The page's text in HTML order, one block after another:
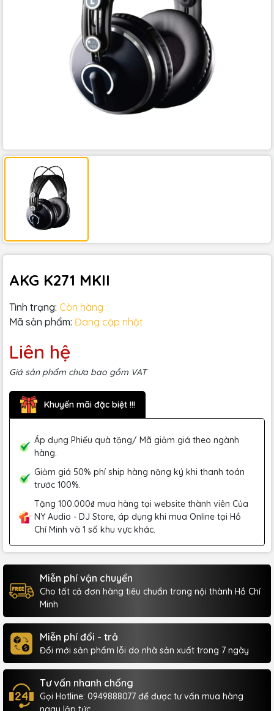
AKG K271 MKII
Tình trạng: Còn hàng
Mã sản phẩm: Đang cập nhật
Liên hệ
Giá sản phẩm chưa bao gồm VAT
Khuyến mãi đặc biệt !!!
Áp dụng Phiếu quà tặng/ Mã giảm giá theo ngành
hàng.
Giảm giá 50% phí ship hàng nặng ký khi thanh toán
trước 100%.
Tặng 100.000₫ mua hàng tại website thành viên Của
NY Audio - DJ Store, áp dụng khi mua Online tại Hồ
Chí Minh và 1 số khu vực khác.
Miễn phí vận chuyển
Cho tất cả đơn hàng tiêu chuẩn trong nội thành Hồ Chí
Minh
Miễn phí đổi - trả
Đổi mới sản phẩm lỗi do nhà sản xuất trong 7 ngày
Tư vấn nhanh chống
Gọi Hotline: 0949888077 để được tư vấn mua hàng